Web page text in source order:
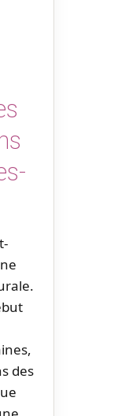
des